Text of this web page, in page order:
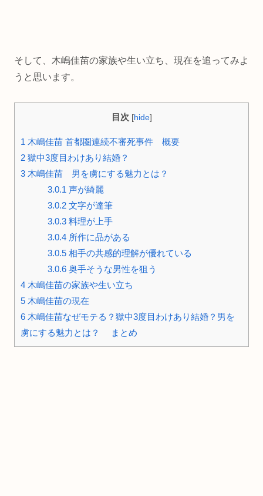
そして、木嶋佳苗の家族や生い立ち、現在を追ってみよ
うと思います。
目次 [hide]
1 木嶋佳苗 首都圏連続不審死事件 概要
2 獄中3度目わけあり結婚？
3 木嶋佳苗 男を虜にする魅力とは？
3.0.1 声が綺麗
3.0.2文字が達筆
3.0.3料理が上手
3.0.4所作に品がある
3.0.5相手の共感的理解が優れている
3.0.6奥手そうな男性を狙う
4 木嶋佳苗の家族や生い立ち
5 木嶋佳苗の現在
6 木嶋佳苗なぜモテる？獄中3度目わけあり結婚？男を
虜にする魅力とは？ まとめ